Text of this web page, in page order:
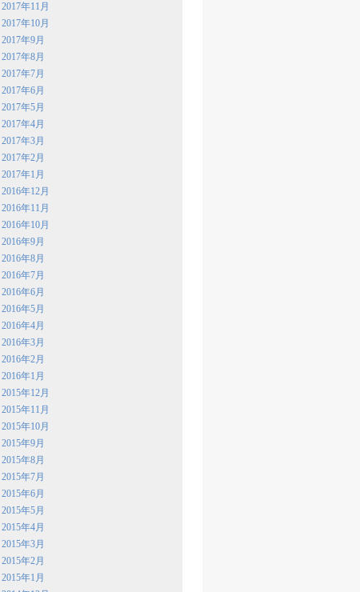
2017年11月
2017年10月
2017年9月
2017年8月
2017年7月
2017年6月
2017年5月
2017年4月
2017年3月
2017年2月
2017年1月
2016年12月
2016年11月
2016年10月
2016年9月
2016年8月
2016年7月
2016年6月
2016年5月
2016年4月
2016年3月
2016年2月
2016年1月
2015年12月
2015年11月
2015年10月
2015年9月
2015年8月
2015年7月
2015年6月
2015年5月
2015年4月
2015年3月
2015年2月
2015年1月